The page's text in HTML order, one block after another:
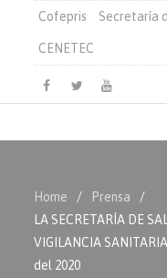
Cofepris Secretaría
CENETEC
Facebook
TwitterYoutube
Home
Prensa
LA SECRETARÍA DE
VIGILANCIA
del 2020